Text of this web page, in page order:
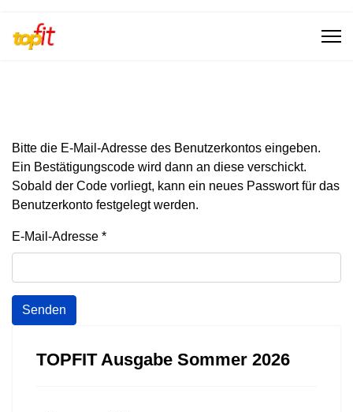
Bitte die E-Mail-Adresse des Benutzerkontos eingeben.
Ein Bestätigungscode wird dann an diese verschickt.
Sobald der Code vorliegt, kann ein neues Passwort für das
Benutzerkonto festgelegt werden.
E-Mail-Adresse *
Senden
TOPFIT Ausgabe Sommer 2026